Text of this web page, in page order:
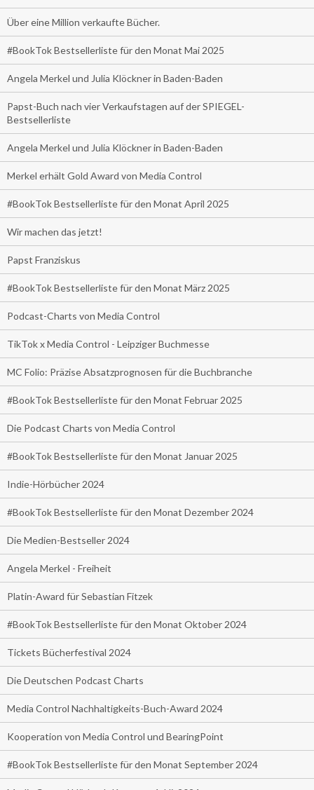
Über eine Million verkaufte Bücher.
#BookTok Bestsellerliste für den Monat Mai 2025
Angela Merkel und Julia Klöckner in Baden-Baden
Papst-Buch nach vier Verkaufstagen auf der SPIEGEL-
Bestsellerliste
Angela Merkel und Julia Klöckner in Baden-Baden
Merkel erhält Gold Award von Media Control
#BookTok Bestsellerliste für den Monat April 2025
Wir machen das jetzt!
Papst Franziskus
#BookTok Bestsellerliste für den Monat März 2025
Podcast-Charts von Media Control
TikTok x Media Control - Leipziger Buchmesse
MC Folio: Präzise Absatzprognosen für die Buchbranche
#BookTok Bestsellerliste für den Monat Februar 2025
Die Podcast Charts von Media Control
#BookTok Bestsellerliste für den Monat Januar 2025
Indie-Hörbücher 2024
#BookTok Bestsellerliste für den Monat Dezember 2024
Die Medien-Bestseller 2024
Angela Merkel - Freiheit
Platin-Award für Sebastian Fitzek
#BookTok Bestsellerliste für den Monat Oktober 2024
Tickets Bücherfestival 2024
Die Deutschen Podcast Charts
Media Control Nachhaltigkeits-Buch-Award 2024
Kooperation von Media Control und BearingPoint
#BookTok Bestsellerliste für den Monat September 2024